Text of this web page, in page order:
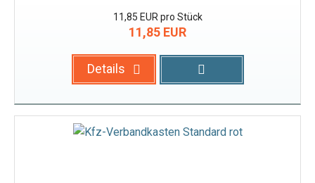
11,85 EUR pro Stück
11,85 EUR
Details